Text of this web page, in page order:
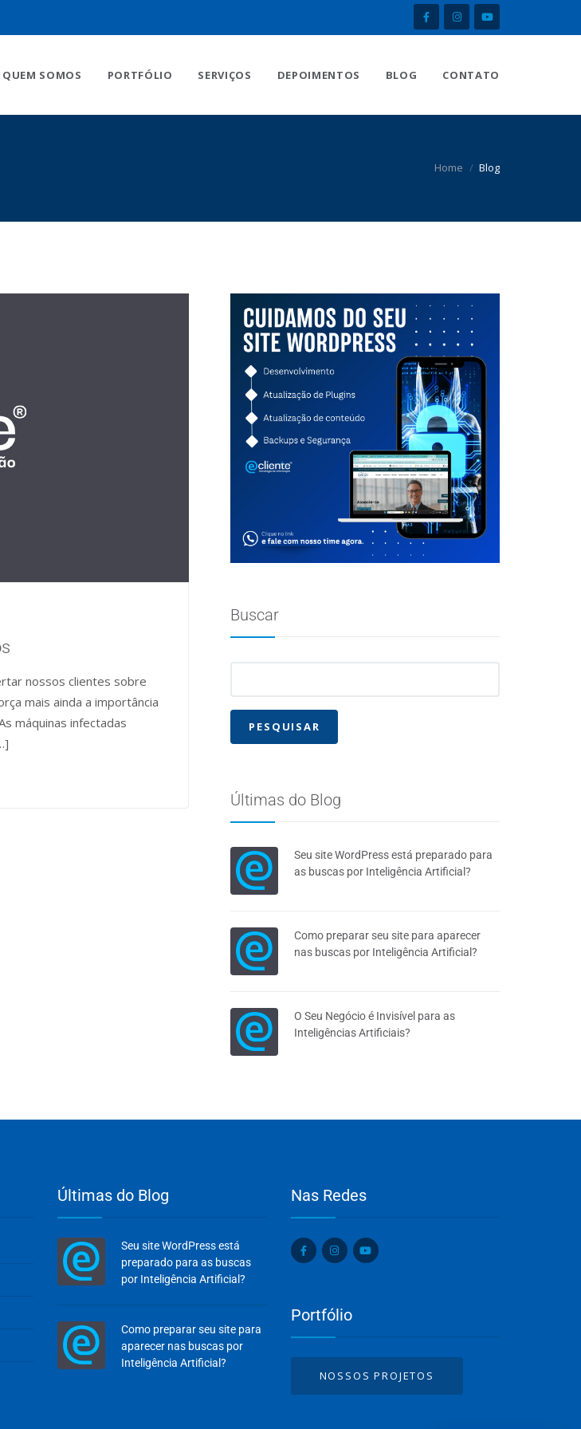
QUEM SOMOS PORTFÓLIO SERVIÇOS DEPOIMENTOS BLOG CONTATO
Home Blog
nossos clientes sobre
mais ainda a importância
máquinas infectadas
Buscar
Últimas do Blog
Seu site WordPress está preparado para
as buscas por Inteligência Artificial?
Como preparar seu site para aparecer
nas buscas por Inteligência Artificial?
O Seu Negócio é Invisível para as
Inteligências Artificiais?
Últimas do Blog
Seu site WordPress está
preparado para as buscas
por Inteligência Artificial?
Como preparar seu site para
aparecer nas buscas por
Inteligência Artificial?
Nas Redes
Portfólio
NOSSOS PROJETOS
Olá, insira seus dados para continuar.
Número de celular